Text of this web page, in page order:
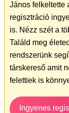
János felkeltette
regisztráció
is. Nézz szét a
Találd meg
rendszerünk
társkereső amit
felettiek is
Ingyenes